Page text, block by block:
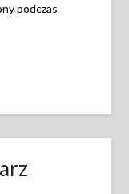
podczas